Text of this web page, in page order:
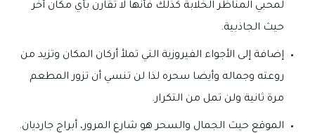
لمحبي المناظر الخلابة كذلك فأنها لا تقارن بأي مكان أخر
حيث الجاذبية.
إضافة إلى الأجواء الفيروزية التي تملأ أركان المكان وتزيد من
روعته وجماله وأيضا سحره لذا لن تنسي أن تزور المطعم
مرة ثانية ولن تمل من التكرار.
الموقع حيث الجمال والسحر هو شارع المرور، أبراج جارديان.